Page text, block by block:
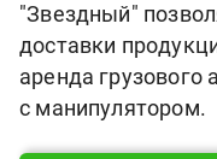
"Звездный"
доставки
аренда грузового
с манипулятором.